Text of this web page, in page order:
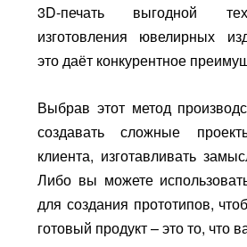
3D-печать выгодной
изготовления ювелирных
это даёт конкурентное
Выбрав этот метод
создавать сложные
клиента, изготавливать
Либо вы можете
для создания прототипов,
готовый продукт – это то, что